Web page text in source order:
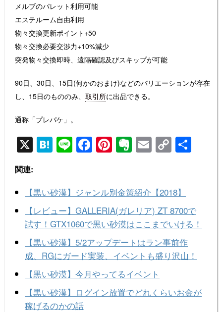
メルブのパレット利用可能
エステルーム自由利用
物々交換更新ポイント+50
物々交換必要交渉力+10%減少
突発物々交換即時、遠隔確認及びスキップが可能
90日、30日、15日(何かのおまけ)などのバリエーションが存在
し、15日のもののみ、 取引所に出品できる。
通称「プレパケ」。
X H
at
n
a
Li
n
F
a
e
b
o
o
k
Pi
nt
e
st
E
v
n
ot
e
E
m
C
o
y
Li
n
k
関連:
【黒い砂漠】ジャンル別金策紹介【2018】
【レビュー】GALLERIA(ガレリア) ZT 8700で
試す！GTX1060で黒い砂漠はここまでいける！
【黒い砂漠】5/2アップデートはラン事前作
成、RGにガード実装、イベントも盛り沢山！
【黒い砂漠】今月やってるイベント
【黒い砂漠】ログイン放置でどれくらいお金が
稼げるのかの話